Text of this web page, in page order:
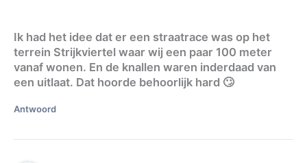
Ik had het idee dat er een straatrace was op het
terrein Strijkviertel waar wij een paar 100 meter
vanaf wonen. En de knallen waren inderdaad van
een uitlaat. Dat hoorde behoorlijk hard 🙄
Antwoord